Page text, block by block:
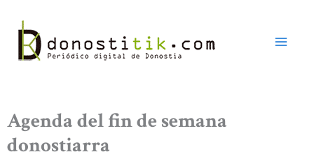
contenido
Agenda del fin de semana
donostiarra